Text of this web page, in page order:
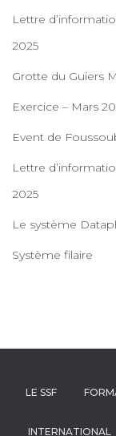
Lettre
2025
Grotte du Guiers
Exercice – Mars
Event de
Lettre
2025
Le système
Système filaire
LE SSF
INTERNATIONAL